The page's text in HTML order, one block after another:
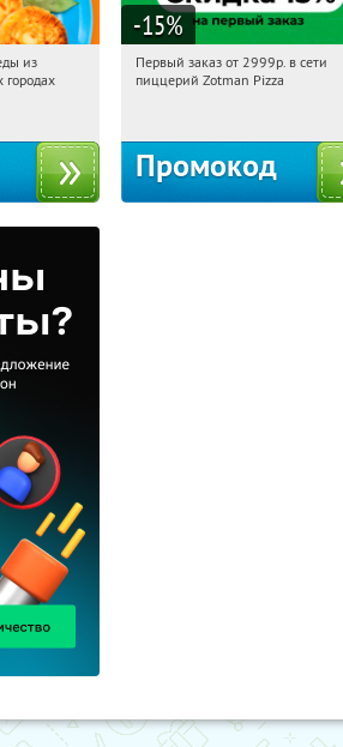
Получили:
из
городах
-15%
20:28:27 Получили:
Первый заказ от 2999р. в сети
пиццерий Zotman Pizza
Промокод